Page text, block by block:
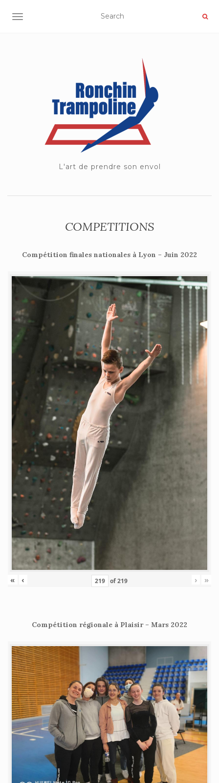
OUVRIR/FERMER LA NAVIGATION
L'art de prendre son envol
COMPETITIONS
Compétition finales nationales à Lyon – Juin 2022
« ‹ of219 › »
Compétition régionale à Plaisir – Mars 2022